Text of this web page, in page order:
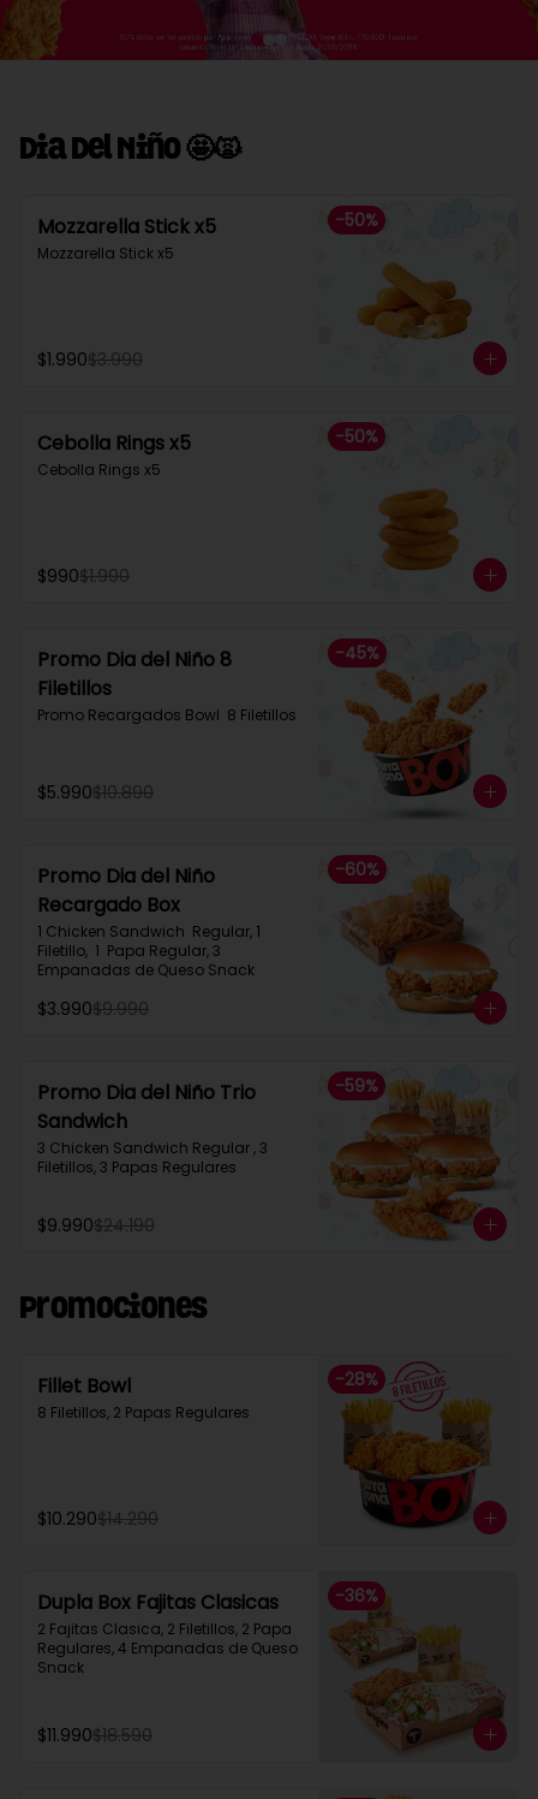
Dia Del Niño 🤩🙀
-50%
Mozzarella Stick x5
Mozzarella Stick x5
$1.990$3.990
-50%
Cebolla Rings x5
Cebolla Rings x5
$990$1.990
-45%
Promo Dia del Niño 8
Filetillos​
Promo Recargados Bowl  8 Filetillos
$5.990$10.890
-60%
Promo Dia del Niño
Recargado Box​
1 Chicken Sandwich  Regular, 1
Filetillo,  1  Papa Regular, 3
Empanadas de Queso Snack
$3.990$9.990
-59%
Promo Dia del Niño Trio
Sandwich​
3 Chicken Sandwich Regular , 3
Filetillos, 3 Papas Regulares
$9.990$24.190
Promociones
-28%
Fillet Bowl
8 Filetillos, 2 Papas Regulares
$10.290$14.290
-36%
Dupla Box Fajitas Clasicas
2 Fajitas Clasica, 2 Filetillos, 2 Papa
Regulares, 4 Empanadas de Queso
Snack
$11.990$18.590